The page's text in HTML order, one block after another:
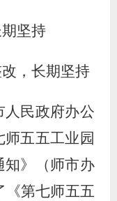
坚持
，长期坚持
民政府办公
师五五工业园
知》（师市办
《第七师五五